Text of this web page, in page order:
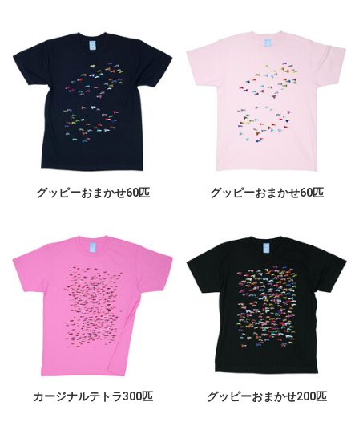
グッピーおまかせ60匹 グッピーおまかせ60匹
カージナルテトラ300匹 グッピーおまかせ200匹